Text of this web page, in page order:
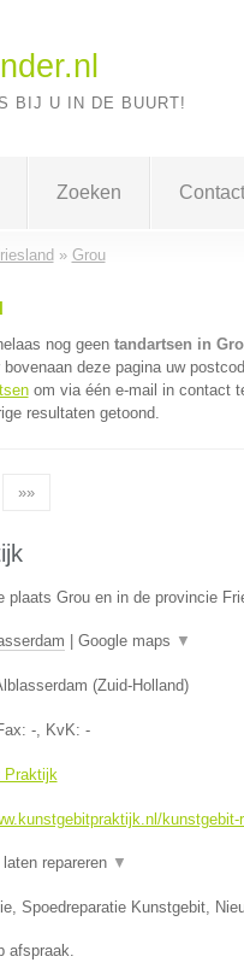
BIJ U IN DE BUURT!
Zoeken Contact
» Grou
nog geen tandartsen in
bovenaan deze pagina uw
om via één e-mail in contact
resultaten getoond.
»»
plaats Grou en in de provincie
Google maps ▼
(Zuid-Holland)
-, KvK: -
Praktijk
kunstgebit-
repareren ▼
Spoedreparatie Kunstgebit,
afspraak.